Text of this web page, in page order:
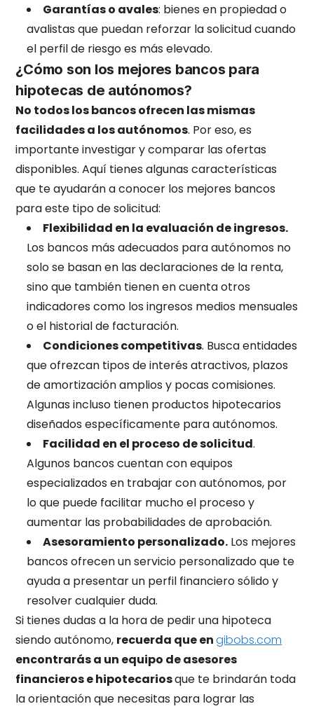
Garantías o avales: bienes en propiedad o
avalistas que puedan reforzar la solicitud cuando
el perfil de riesgo es más elevado.
¿Cómo son los mejores bancos para
hipotecas de autónomos?
No todos los bancos ofrecen las mismas
facilidades a los autónomos. Por eso, es
importante investigar y comparar las ofertas
disponibles. Aquí tienes algunas características
que te ayudarán a conocer los mejores bancos
para este tipo de solicitud:
Flexibilidad en la evaluación de ingresos.
Los bancos más adecuados para autónomos no
solo se basan en las declaraciones de la renta,
sino que también tienen en cuenta otros
indicadores como los ingresos medios mensuales
o el historial de facturación.
Condiciones competitivas. Busca entidades
que ofrezcan tipos de interés atractivos, plazos
de amortización amplios y pocas comisiones.
Algunas incluso tienen productos hipotecarios
diseñados específicamente para autónomos.
Facilidad en el proceso de solicitud.
Algunos bancos cuentan con equipos
especializados en trabajar con autónomos, por
lo que puede facilitar mucho el proceso y
aumentar las probabilidades de aprobación.
Asesoramiento personalizado. Los mejores
bancos ofrecen un servicio personalizado que te
ayuda a presentar un perfil financiero sólido y
resolver cualquier duda.
Si tienes dudas a la hora de pedir una hipoteca
siendo autónomo, recuerda que engibobs.com
encontrarás a un equipo de asesores
financieros e hipotecariosque te brindarán toda
la orientación que necesitas para lograr las